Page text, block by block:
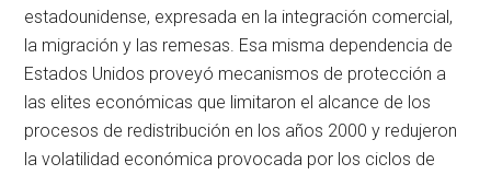
estadounidense, expresada en la integración comercial,
la migración y las remesas. Esa misma dependencia de
Estados Unidos proveyó mecanismos de protección a
las elites económicas que limitaron el alcance de los
procesos de redistribución en los años 2000 y redujeron
la volatilidad económica provocada por los ciclos de